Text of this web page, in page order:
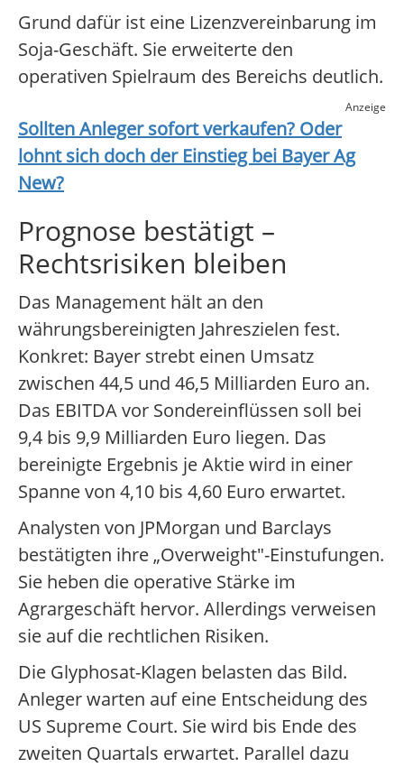
Grund dafür ist eine Lizenzvereinbarung im
Soja-Geschäft. Sie erweiterte den
operativen Spielraum des Bereichs deutlich.
Anzeige
Sollten Anleger sofort verkaufen? Oder
lohnt sich doch der Einstieg bei Bayer Ag
New?
Prognose bestätigt –
Rechtsrisiken bleiben
Das Management hält an den
währungsbereinigten Jahreszielen fest.
Konkret: Bayer strebt einen Umsatz
zwischen 44,5 und 46,5 Milliarden Euro an.
Das EBITDA vor Sondereinflüssen soll bei
9,4 bis 9,9 Milliarden Euro liegen. Das
bereinigte Ergebnis je Aktie wird in einer
Spanne von 4,10 bis 4,60 Euro erwartet.
Analysten von JPMorgan und Barclays
bestätigten ihre „Overweight"-Einstufungen.
Sie heben die operative Stärke im
Agrargeschäft hervor. Allerdings verweisen
sie auf die rechtlichen Risiken.
Die Glyphosat-Klagen belasten das Bild.
Anleger warten auf eine Entscheidung des
US Supreme Court. Sie wird bis Ende des
zweiten Quartals erwartet. Parallel dazu